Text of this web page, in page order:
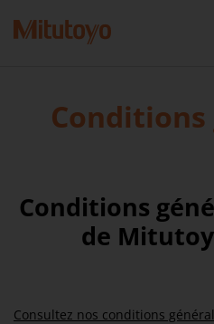
Conditions
de
Consultez nos conditions